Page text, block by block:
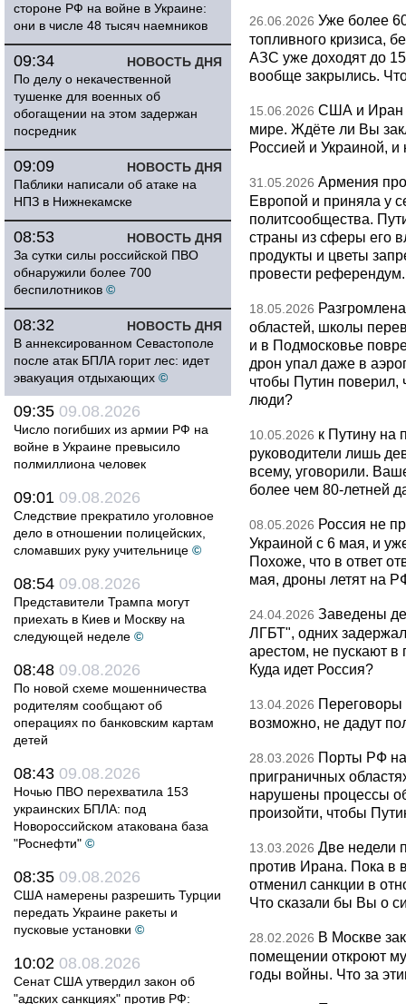
стороне РФ на войне в Украине:
они в числе 48 тысяч наемников
НОВОСТЬ ДНЯ
09:34
По делу о некачественной
тушенке для военных об
обогащении на этом задержан
посредник
НОВОСТЬ ДНЯ
09:09
Паблики написали об атаке на
НПЗ в Нижнекамске
НОВОСТЬ ДНЯ
08:53
За сутки силы российской ПВО
обнаружили более 700
беспилотников ©
НОВОСТЬ ДНЯ
08:32
В аннексированном Севастополе
после атак БПЛА горит лес: идет
эвакуация отдыхающих ©
09:35 09.08.2026
Число погибших из армии РФ на
войне в Украине превысило
полмиллиона человек
09:01 09.08.2026
Следствие прекратило уголовное
дело в отношении полицейских,
сломавших руку учительнице ©
08:54 09.08.2026
Представители Трампа могут
приехать в Киев и Москву на
следующей неделе ©
08:48 09.08.2026
По новой схеме мошенничества
родителям сообщают об
операциях по банковским картам
детей
08:43 09.08.2026
Ночью ПВО перехватила 153
украинских БПЛА: под
Новороссийском атакована база
"Роснефти" ©
08:35 09.08.2026
США намерены разрешить Турции
передать Украине ракеты и
пусковые установки ©
10:02 08.08.2026
Сенат США утвердил закон об
"адских санкциях" против РФ:
26.06.2026 Уже более
топливного кризиса,
АЗС уже доходят до
вообще закрылись.
15.06.2026 США и Иран
мире. Ждёте ли Вы
Россией и Украиной,
31.05.2026 Армения
Европой и приняла у
политсообщества.
страны из сферы его
продукты и цветы
провести
18.05.2026
областей, школы
и в Подмосковье
дрон упал даже в
чтобы Путин поверил,
люди?
10.05.2026 к Путину на
руководители лишь
всему, уговорили.
более чем 80-летней
08.05.2026 Россия не
Украиной с 6 мая, и
Похоже, что в ответ
мая, дроны летят на
24.04.2026 Заведены
ЛГБТ", одних
арестом, не пускают
Куда идет Россия?
13.04.2026
возможно, не дадут
28.03.2026 Порты РФ
приграничных
нарушены процессы
произойти, чтобы
13.03.2026 Две недели
против Ирана. Пока в
отменил санкции в
Что сказали бы Вы о
28.02.2026 В Москве
помещении откроют
годы войны. Что за